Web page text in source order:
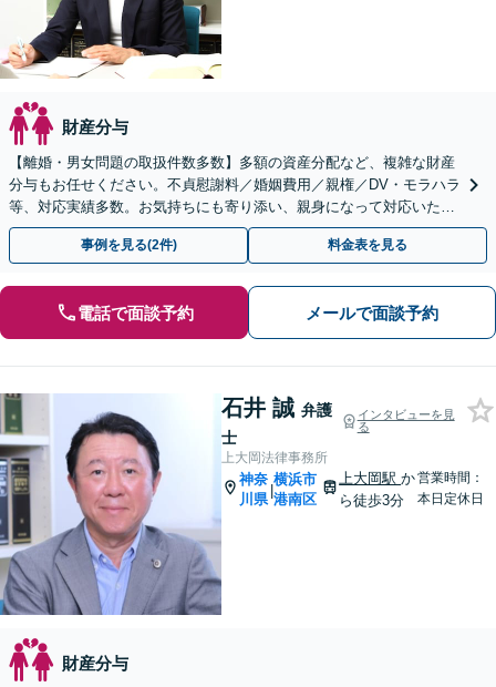
財産分与
【離婚・男女問題の取扱件数多数】多額の資産分配など、複雑な財産
分与もお任せください。不貞慰謝料／婚姻費用／親権／DV・モラハラ
等、対応実績多数。お気持ちにも寄り添い、親身になって対応いたし
ます【上大岡駅直結】【平日夜間・土日祝相談可】
事例を見る(2件) 料金表を見る
電話で面談予約 メールで面談予約
石井 誠 弁護
士
インタビューを見
る
上大岡法律事務所
神奈
川県
|
横浜市
港南区
上大岡駅か
ら徒歩3分
営業時間：
本日定休日
財産分与